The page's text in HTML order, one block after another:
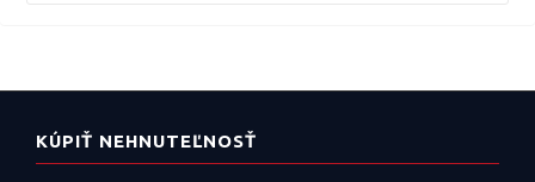
KÚPIŤ NEHNUTEĽNOSŤ